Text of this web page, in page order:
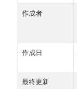
作成者
作成日
最終更新